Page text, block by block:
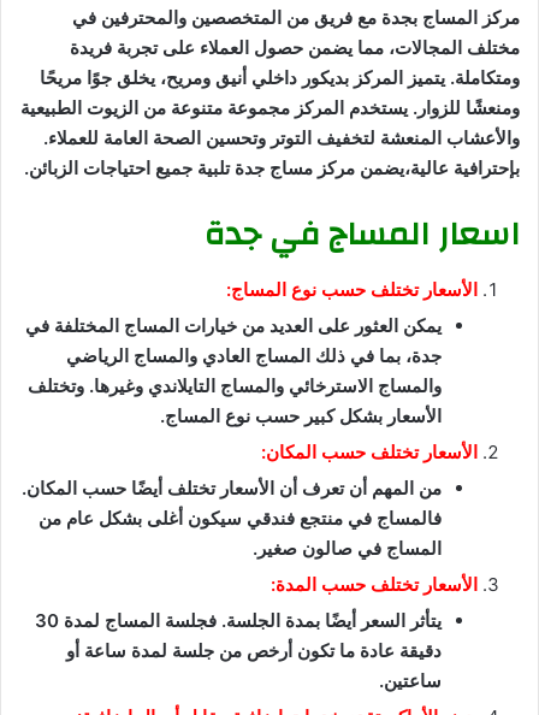
مركز المساج بجدة مع فريق من المتخصصين والمحترفين في
مختلف المجالات، مما يضمن حصول العملاء على تجربة فريدة
ومتكاملة. يتميز المركز بديكور داخلي أنيق ومريح، يخلق جوًا مريحًا
ومنعشًا للزوار. يستخدم المركز مجموعة متنوعة من الزيوت الطبيعية
والأعشاب المنعشة لتخفيف التوتر وتحسين الصحة العامة للعملاء.
بإحترافية عالية،يضمن مركز مساج جدة تلبية جميع احتياجات الزبائن.
اسعار المساج في جدة
الأسعار تختلف حسب نوع المساج:
يمكن العثور على العديد من خيارات المساج المختلفة في
جدة، بما في ذلك المساج العادي والمساج الرياضي
والمساج الاسترخائي والمساج التايلاندي وغيرها. وتختلف
الأسعار بشكل كبير حسب نوع المساج.
الأسعار تختلف حسب المكان:
من المهم أن تعرف أن الأسعار تختلف أيضًا حسب المكان.
فالمساج في منتجع فندقي سيكون أغلى بشكل عام من
المساج في صالون صغير.
الأسعار تختلف حسب المدة:
يتأثر السعر أيضًا بمدة الجلسة. فجلسة المساج لمدة 30
دقيقة عادة ما تكون أرخص من جلسة لمدة ساعة أو
ساعتين.